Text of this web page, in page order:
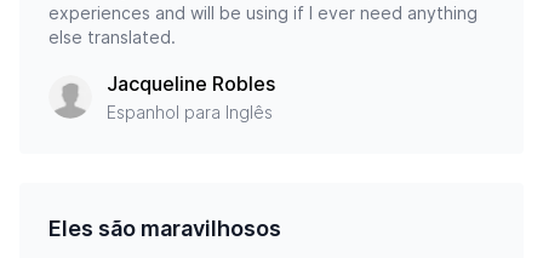
experiences and will be using if I ever need anything
else translated.
Jacqueline Robles
Espanhol para Inglês
Eles são maravilhosos